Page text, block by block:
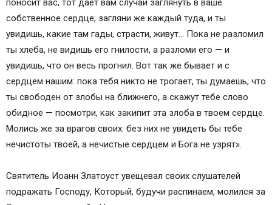
поносит вас, тот дает вам случай заглянуть в ваше
собственное сердце; загляни же каждый туда, и ты
увидишь, какие там гады, страсти, живут… Пока не разломил
ты хлеба, не видишь его гнилости, а разломи его — и
увидишь, что он весь прогнил. Вот так же бывает и с
сердцем нашим: пока тебя никто не трогает, ты думаешь, что
ты свободен от злобы на ближнего, а скажут тебе слово
обидное — посмотри, как закипит эта злоба в твоем сердце.
Молись же за врагов своих: без них не увидеть бы тебе
нечистоты твоей, а нечистые сердцем и Бога не узрят».
Святитель Иоанн Златоуст увещевал своих слушателей
подражать Господу, Который, будучи распинаем, молился за